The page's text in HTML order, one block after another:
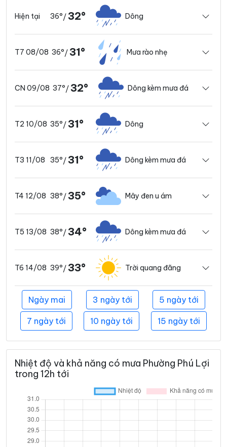
Hiện tại 36°/ 32° Dông
T7 08/08 36°/ 31° Mưa rào nhẹ
CN 09/08 37°/ 32° Dông kèm mưa đá
T2 10/08 35°/ 31° Dông
T3 11/08 35°/ 31° Dông kèm mưa đá
T4 12/08 38°/ 35° Mây đen u ám
T5 13/08 38°/ 34° Dông kèm mưa đá
T6 14/08 39°/ 33° Trời quang đãng
Ngày mai 3 ngày tới 5 ngày tới
7 ngày tới 10 ngày tới 15 ngày tới
Nhiệt độ và khả năng có mưa Phường Phú Lợi
trong 12h tới